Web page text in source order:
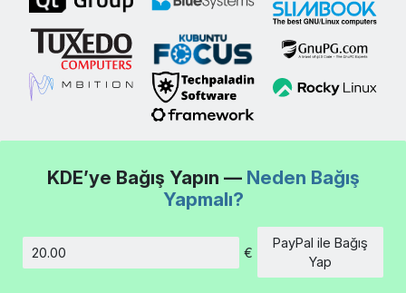
KDE’ye Bağış Yapın — Neden Bağış
Yapmalı?
€
PayPal ile Bağış
Yap